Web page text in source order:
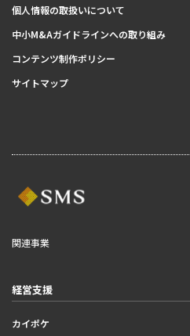
個人情報の取扱いについて
中小M&Aガイドラインへの取り組み
コンテンツ制作ポリシー
サイトマップ
関連事業
経営支援
カイポケ